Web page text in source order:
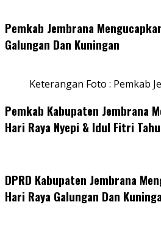
Pemkab Jembrana
Galungan Dan Kuningan
Keterangan Foto : Pemkab
Pemkab Kabupaten Jembrana
Hari Raya Nyepi & Idul Fitri
DPRD Kabupaten Jembrana
Hari Raya Galungan Dan